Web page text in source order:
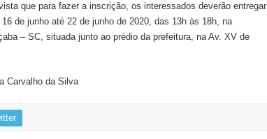
que para fazer a inscrição, os interessados deverão entregar
de junho até 22 de junho de 2020, das 13h às 18h, na
– SC, situada junto ao prédio da prefeitura, na Av. XV de
Carvalho da Silva